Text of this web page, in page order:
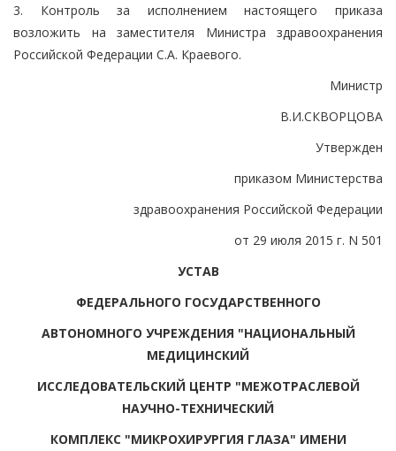
3. Контроль за исполнением настоящего приказа
возложить на заместителя Министра здравоохранения
Российской Федерации С.А. Краевого.
Министр
В.И.СКВОРЦОВА
Утвержден
приказом Министерства
здравоохранения Российской Федерации
от 29 июля 2015 г. N 501
УСТАВ
ФЕДЕРАЛЬНОГО ГОСУДАРСТВЕННОГО
АВТОНОМНОГО УЧРЕЖДЕНИЯ "НАЦИОНАЛЬНЫЙ
МЕДИЦИНСКИЙ
ИССЛЕДОВАТЕЛЬСКИЙ ЦЕНТР "МЕЖОТРАСЛЕВОЙ
НАУЧНО-ТЕХНИЧЕСКИЙ
КОМПЛЕКС "МИКРОХИРУРГИЯ ГЛАЗА" ИМЕНИ